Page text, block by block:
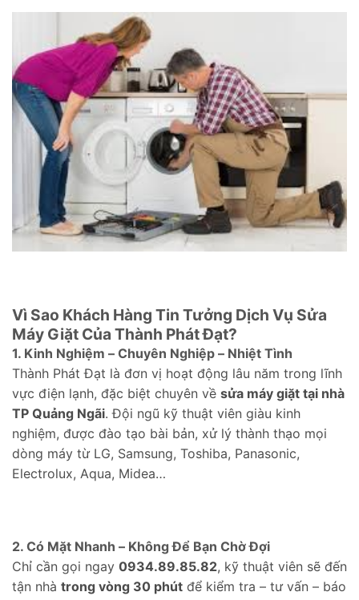
Vì Sao Khách Hàng Tin Tưởng Dịch Vụ Sửa
Máy Giặt Của Thành Phát Đạt?
1. Kinh Nghiệm – Chuyên Nghiệp – Nhiệt Tình
Thành Phát Đạt là đơn vị hoạt động lâu năm trong lĩnh
vực điện lạnh, đặc biệt chuyên về sửa máy giặt tại nhà
TP Quảng Ngãi. Đội ngũ kỹ thuật viên giàu kinh
nghiệm, được đào tạo bài bản, xử lý thành thạo mọi
dòng máy từ LG, Samsung, Toshiba, Panasonic,
Electrolux, Aqua, Midea…
2. Có Mặt Nhanh – Không Để Bạn Chờ Đợi
Chỉ cần gọi ngay 0934.89.85.82, kỹ thuật viên sẽ đến
tận nhà trong vòng 30 phút để kiểm tra – tư vấn – báo